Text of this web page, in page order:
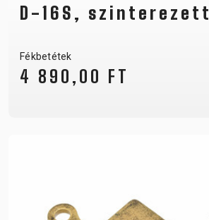
D-16S, szinterezett
Fékbetétek
4 890,00 FT